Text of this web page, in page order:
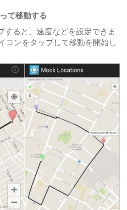
て移動する
すると、速度などを設定できま
コンをタップして移動を開始し